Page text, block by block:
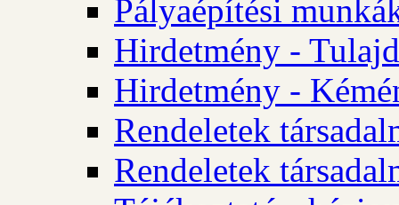
Pályaépítési
Hirdetmény -
Hirdetmény -
Rendeletek
Rendeletek